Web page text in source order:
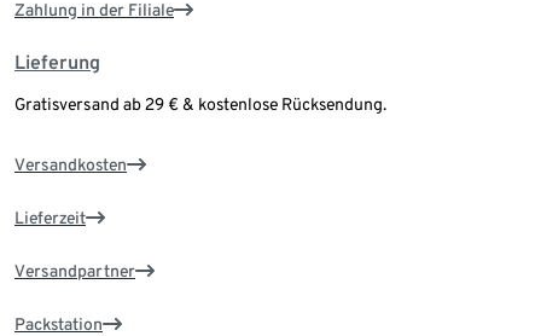
Zahlung in der Filiale
Lieferung
Gratisversand ab 29 € & kostenlose Rücksendung.
Versandkosten
Lieferzeit
Versandpartner
Packstation